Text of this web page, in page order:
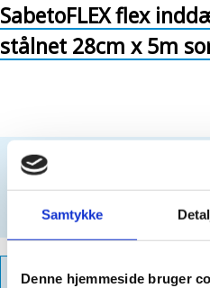
Samtykke
Denne hjemmeside bruger
SabetoFLEX flex
stålnet 28cm x 5m
Kun for professionelle.
For at købe dette produkt,
Opret login
PRODUKTFAKTA